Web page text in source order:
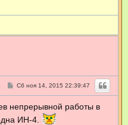
С
б
Сб ноя 14, 2015 22:39:47
непрерывной работы в
ИН-4.